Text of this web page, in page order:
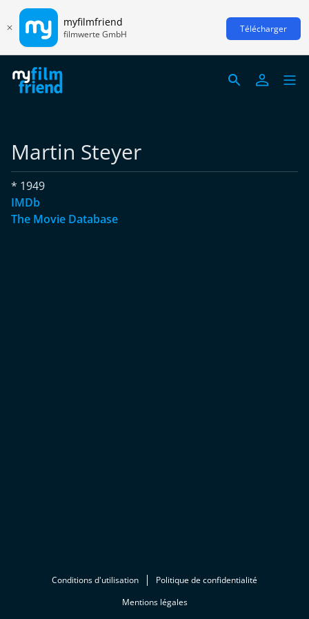
myfilmfriend
filmwerte GmbH Télécharger
Martin Steyer
* 1949
IMDb
The Movie Database
Conditions d'utilisation
Politique de confidentialité
Mentions légales